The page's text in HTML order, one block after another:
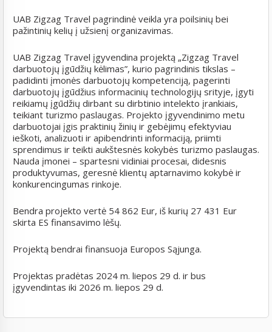
UAB Zigzag Travel pagrindinė veikla yra poilsinių bei
pažintinių kelių į užsienį organizavimas.
UAB Zigzag Travel įgyvendina projektą „Zigzag Travel
darbuotojų įgūdžių kėlimas”, kurio pagrindinis tikslas –
padidinti įmonės darbuotojų kompetenciją, pagerinti
darbuotojų įgūdžius informacinių technologijų srityje, įgyti
reikiamų įgūdžių dirbant su dirbtinio intelekto įrankiais,
teikiant turizmo paslaugas. Projekto įgyvendinimo metu
darbuotojai įgis praktinių žinių ir gebėjimų efektyviau
ieškoti, analizuoti ir apibendrinti informaciją, priimti
sprendimus ir teikti aukštesnės kokybės turizmo paslaugas.
Nauda įmonei – spartesni vidiniai procesai, didesnis
produktyvumas, geresnė klientų aptarnavimo kokybė ir
konkurencingumas rinkoje.
Bendra projekto vertė 54 862 Eur, iš kurių 27 431 Eur
skirta ES finansavimo lėšų.
Projektą bendrai finansuoja Europos Sąjunga.
Projektas pradėtas 2024 m. liepos 29 d. ir bus
įgyvendintas iki 2026 m. liepos 29 d.